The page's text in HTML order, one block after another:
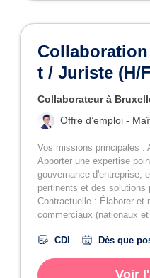
t / Juriste (H/
Collaborateur à
Offre d’emploi -
Vos missions principales :
Apporter une expertise
gouvernance d'entreprise,
pertinents et des solutions
Contractuelle : Élaborer et
commerciaux (nationaux
Gestion Contentieuse :
préparation de plaidoiries,
CDI Dès que
Voir